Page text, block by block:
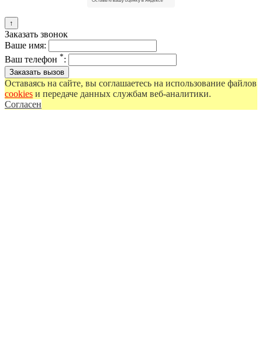
↑
Заказать звонок
Ваше имя:
Ваш телефон *:
Оставаясь на сайте, вы соглашаетесь на использование файлов
cookies и передаче данных службам веб-аналитики.
Согласен